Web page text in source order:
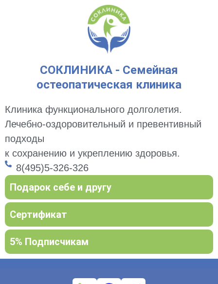
СОКЛИНИКА - Семейная
остеопатическая клиника
Клиника функционального долголетия.
Лечебно-оздоровительный и превентивный
подходы
к сохранению и укреплению здоровья.
8(495)5-326-326
Подарок себе и другу
Сертификат
5% Подписчикам